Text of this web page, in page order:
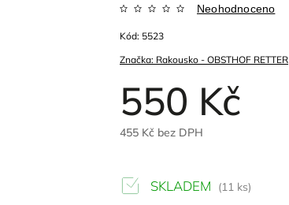
Značka: Rakousko - OBSTHOF RETTER
Neohodnoceno
550 Kč
455 Kč bez DPH
Kód: 5523
SKLADEM (11 ks)